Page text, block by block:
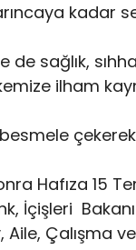
kadar
de sağlık,
ilham
Hafıza 15
İçişleri
Çalışma